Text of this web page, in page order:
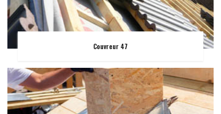
Couvreur 47